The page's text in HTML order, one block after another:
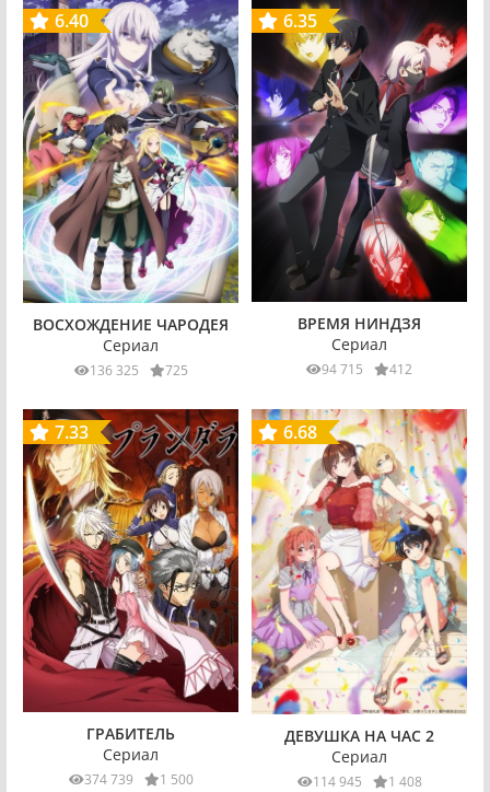
6.40
ВОСХОЖДЕНИЕ ЧАРОДЕЯ
Сериал
136 325 725
6.35
ВРЕМЯ НИНДЗЯ
Сериал
94 715 412
7.33
ГРАБИТЕЛЬ
Сериал
374 739 1 500
6.68
ДЕВУШКА НА ЧАС 2
Сериал
114 945 1 408